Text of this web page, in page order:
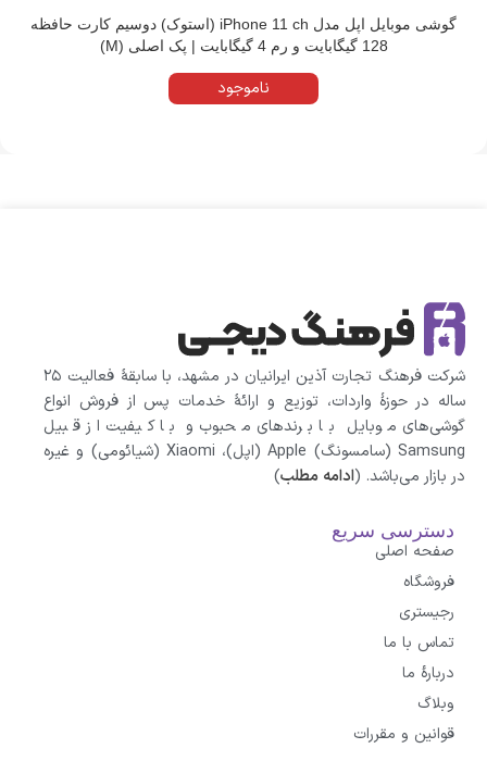
گوشی موبایل اپل مدل iPhone 11 ch (استوک) دوسیم کارت حافظه
128 گیگابایت و رم 4 گیگابایت | پک اصلی (M)
ناموجود
شرکت فرهنگ تجارت آذین ایرانیان در مشهد، با سابقهٔ فعالیت ۲۵
ساله در حوزهٔ واردات، توزیع و ارائهٔ خدمات پس از فروش انواع
گوشی‌های موبایل با برندهای محبوب و با کیفیت از قبیل
Samsung (سامسونگ) Apple (اپل)، Xiaomi (شیائومی)‌ و غیره
در بازار می‌باشد. (ادامه مطلب)
دسترسی سریع
صفحه اصلی
فروشگاه
رجیستری
تماس با ما
درباره‌ٔ ما
وبلاگ
قوانین و مقررات